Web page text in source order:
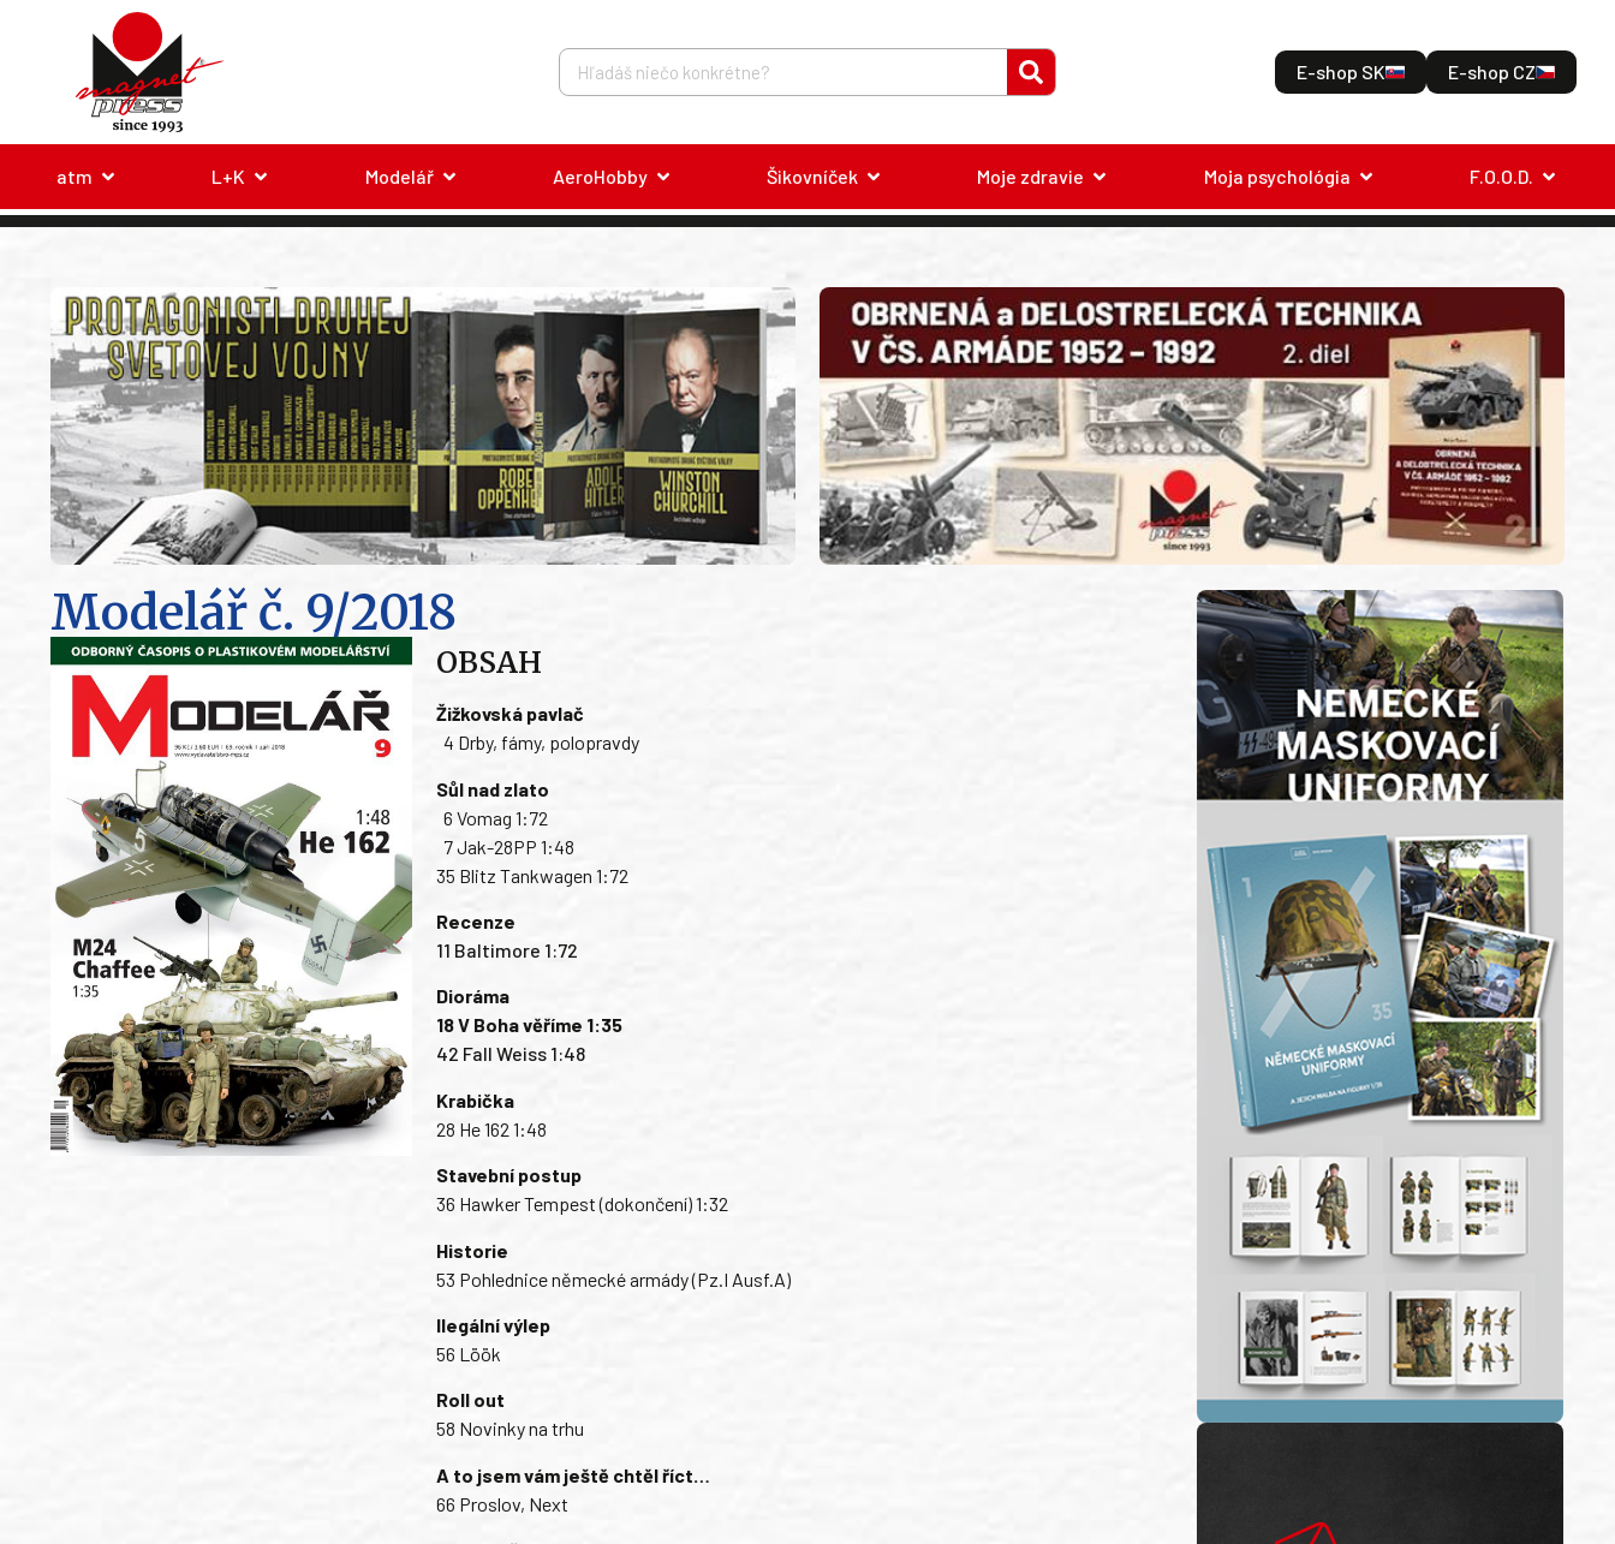
E-shop SK E-shop CZ
atm L+K Modelář AeroHobby Šikovníček Moje zdravie Moja psychológia F.O.O.D.
Modelář č. 9/2018
OBSAH
Žižkovská pavlač
4 Drby, fámy, polopravdy
Sůl nad zlato
6 Vomag 1:72
7 Jak-28PP 1:48
35 Blitz Tankwagen 1:72
Recenze
11 Baltimore 1:72
Dioráma
18 V Boha věříme 1:35
42 Fall Weiss 1:48
Krabička
28 He 162 1:48
Stavební postup
36 Hawker Tempest (dokončení) 1:32
Historie
53 Pohlednice německé armády (Pz.I Ausf.A)
Ilegální výlep
56 Löök
Roll out
58 Novinky na trhu
A to jsem vám ještě chtěl říct…
66 Proslov, Next